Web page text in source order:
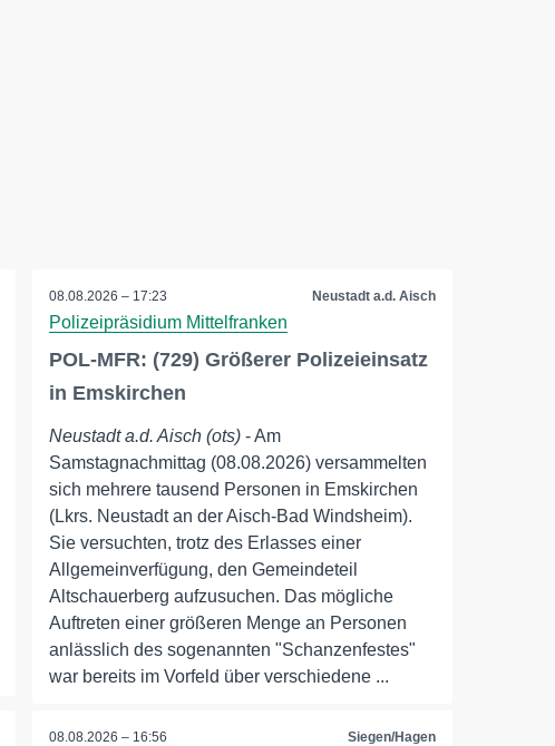
08.08.2026 – 17:23 Neustadt a.d. Aisch
Polizeipräsidium Mittelfranken
POL-MFR: (729) Größerer Polizeieinsatz
in Emskirchen
Neustadt a.d. Aisch (ots) - Am
Samstagnachmittag (08.08.2026) versammelten
sich mehrere tausend Personen in Emskirchen
(Lkrs. Neustadt an der Aisch-Bad Windsheim).
Sie versuchten, trotz des Erlasses einer
Allgemeinverfügung, den Gemeindeteil
Altschauerberg aufzusuchen. Das mögliche
Auftreten einer größeren Menge an Personen
anlässlich des sogenannten "Schanzenfestes"
war bereits im Vorfeld über verschiedene ...
08.08.2026 – 16:56 Siegen/Hagen